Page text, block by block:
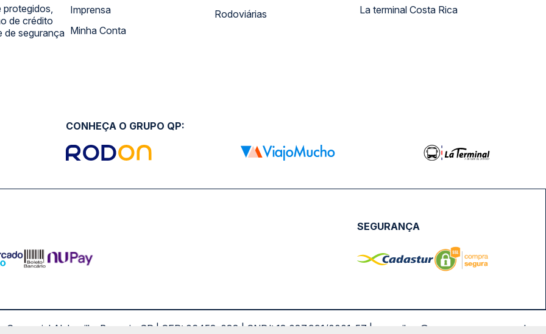
protegidos,
de crédito
de segurança
Imprensa
Minha Conta
Rodoviárias
La terminal Costa Rica
CONHEÇA O GRUPO QP:
SEGURANÇA
Alphaville, Barueri - SP | CEP: 06453-038 | CNPJ: 18.087.991/0001-57 | saconibus@queropassagem.com.br